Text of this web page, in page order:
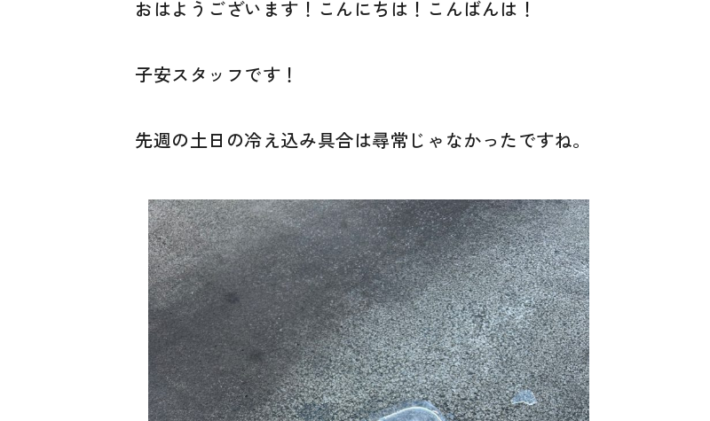
おはようございます！こんにちは！こんばんは！
子安スタッフです！
先週の土日の冷え込み具合は尋常じゃなかったですね。